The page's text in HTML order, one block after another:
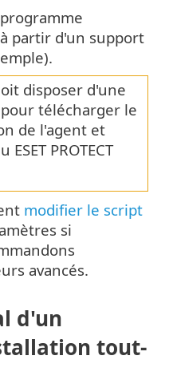
partir d'un support
disposer d'une
télécharger le
de l'agent et
PROTECT
modifier le script
si
avancés.
d'un
tout-